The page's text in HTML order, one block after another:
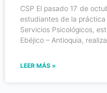
CSP El pasado 17 de
estudiantes de la
Servicios Psicológicos,
Ebéjico – Antioquia,
LEER MÁS »